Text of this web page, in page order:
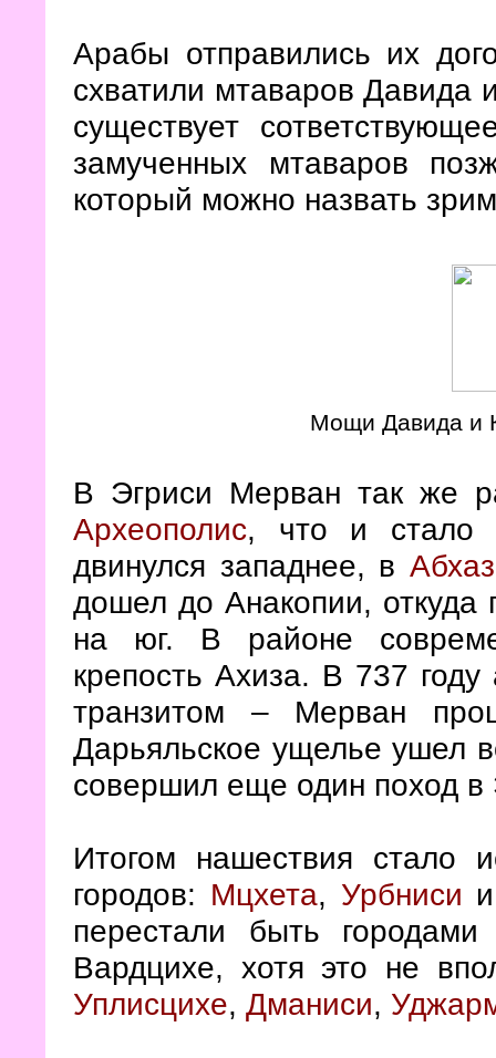
Арабы отправились их
схватили мтаваров Давида
существует
замученных мтаваров
который можно назвать
Мощи Давида и
В Эгриси Мерван так же
Археополис, что и стало
двинулся западнее, в
дошел до Анакопии, откуда
на юг. В районе
крепость Ахиза. В 737
транзитом – Мерван
Дарьяльское ущелье ушел
совершил еще один поход в
Итогом нашествия стало
городов: Мцхета, Урбниси
перестали быть
Вардцихе, хотя это не
Уплисцихе, Дманиси,